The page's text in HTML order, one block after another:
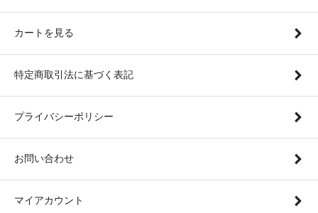
カートを見る
特定商取引法に基づく表記
プライバシーポリシー
お問い合わせ
マイアカウント